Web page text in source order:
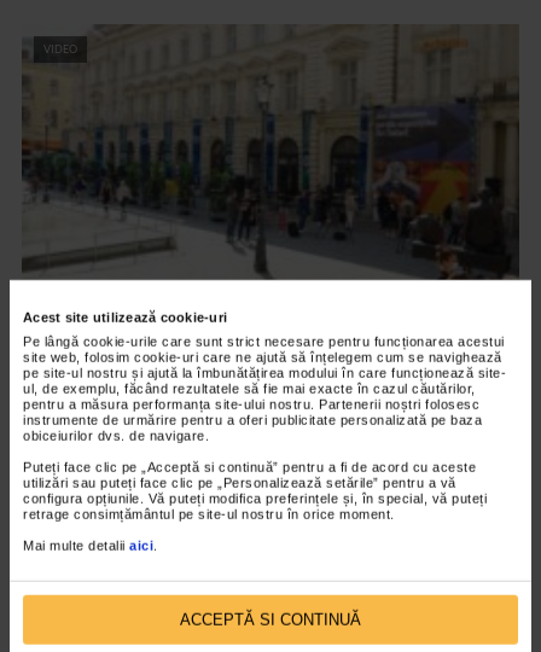
Acest site utilizează cookie-uri
Pe lângă cookie-urile care sunt strict necesare pentru funcționarea acestui
site web, folosim cookie-uri care ne ajută să înțelegem cum se navighează
pe site-ul nostru și ajută la îmbunătățirea modului în care funcționează site-
ul, de exemplu, făcând rezultatele să fie mai exacte în cazul căutărilor,
pentru a măsura performanța site-ului nostru. Partenerii noștri folosesc
instrumente de urmărire pentru a oferi publicitate personalizată pe baza
obiceiurilor dvs. de navigare.
Puteți face clic pe „Acceptă si continuă” pentru a fi de acord cu aceste
utilizări sau puteți face clic pe „Personalizează setările” pentru a vă
configura opțiunile. Vă puteți modifica preferințele și, în special, vă puteți
retrage consimțământul pe site-ul nostru în orice moment.
Mai multe detalii aici.
ACCEPTĂ SI CONTINUĂ
VIDEO
Art Safari 2021 – editia a VIII a
2.844 vizualizari
VIDEO